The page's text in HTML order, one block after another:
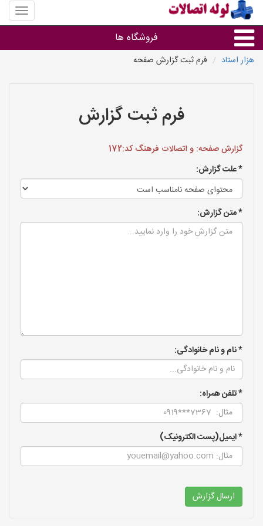
منوی
سایت
فروشگاه ها
سایر گروه ها
فروشگاه های لوله و اتصالات
هزار استاد فرم ثبت گزارش صفحه
فرم ثبت گزارش
گزارش صفحه: و اتصالات فرهنگ کد:172
* علت گزارش:
* متن گزارش:
* نام و نام خانوادگی:
* تلفن همراه:
* ایمیل(پست الکترونیک)